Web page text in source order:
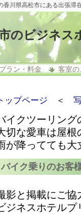
香川県高松市にある出張
のビジネ
ラン・料金
客室
ップページ ＜
イクツーリング
切な愛車は屋
が降ってても大
バイク乗りのお客
影と掲載にご協
ジネスホテル